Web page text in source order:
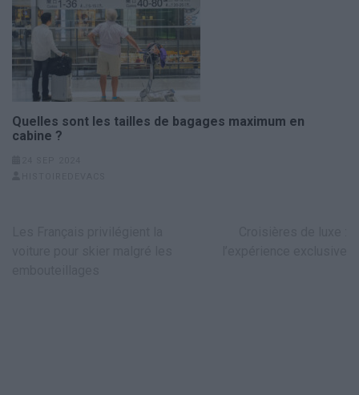
Quelles sont les tailles de bagages maximum en
cabine ?